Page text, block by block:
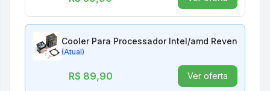
Cooler Para Processador Intel/amd Revenger -
(Atual)
R$ 89,90 Ver oferta